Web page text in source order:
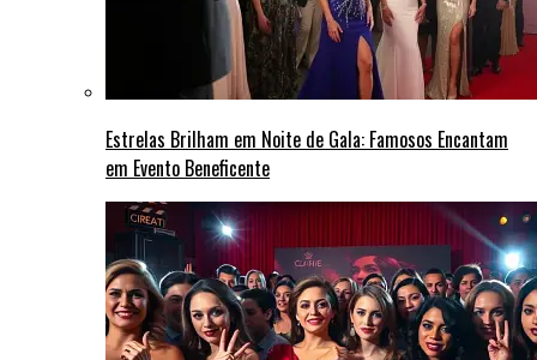
Estrelas Brilham em Noite de Gala: Famosos Encantam
em Evento Beneficente